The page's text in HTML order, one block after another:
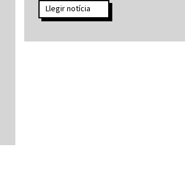
Llegir notícia